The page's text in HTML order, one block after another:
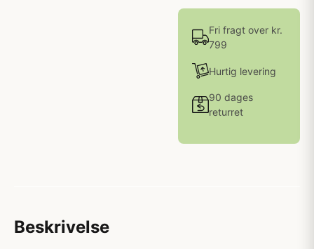
Fri fragt over kr.
799
Hurtig levering
90 dages
returret
Beskrivelse